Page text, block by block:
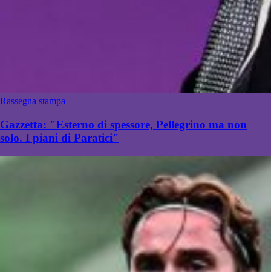
Rassegna stampa
Gazzetta: "Esterno di spessore, Pellegrino ma non
solo. I piani di Paratici"